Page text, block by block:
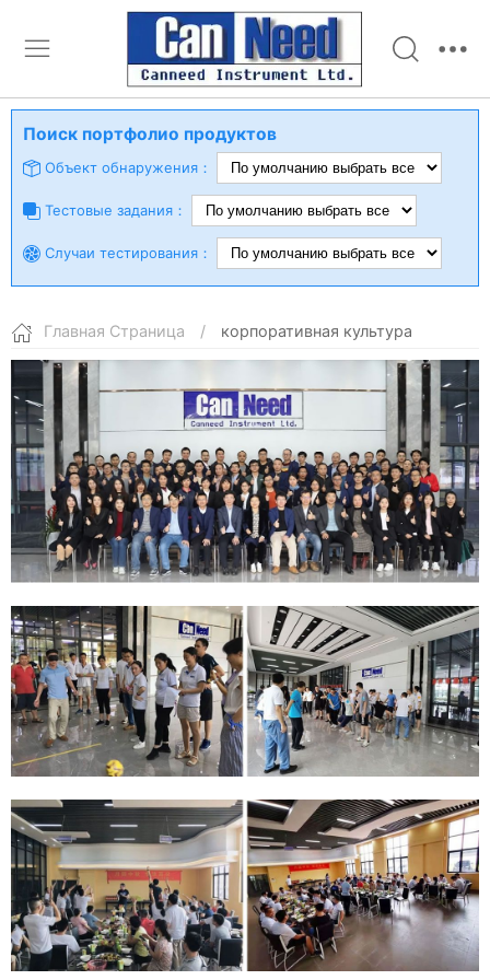
Поиск портфолио продуктов
Объект обнаружения：
Тестовые задания：
Случаи тестирования：
Главная Страница / корпоративная культура